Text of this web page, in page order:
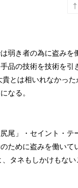
弱き者の為に盗みを
品の技術を技術を引
とは相いれなかった
なる。
尾」・セイント・テ
ために盗みを働いて
タネもしかけもない